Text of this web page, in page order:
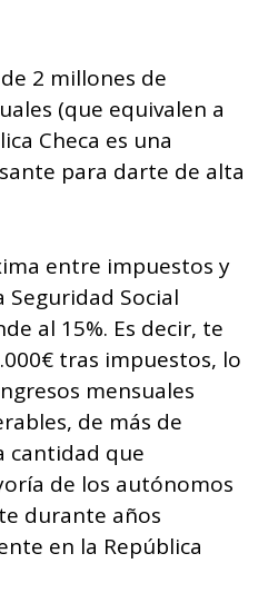
2 millones de
(que equivalen a
Checa es una
para darte de alta
entre impuestos y
Social
al 15%. Es decir, te
tras impuestos, lo
mensuales
de más de
cantidad que
de los autónomos
durante años
en la República